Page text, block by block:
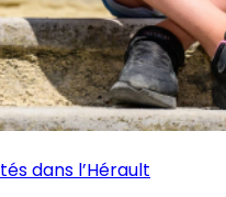
dans l’Hérault